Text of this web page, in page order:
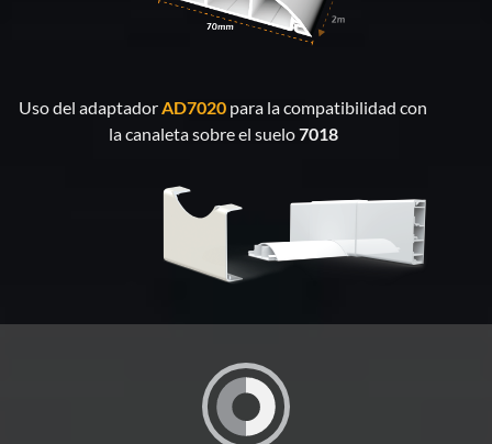
Uso del adaptadorAD7020 para la compatibilidad con
la canaleta sobre el suelo7018